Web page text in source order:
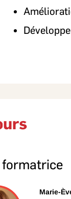
formatrice
Marie-